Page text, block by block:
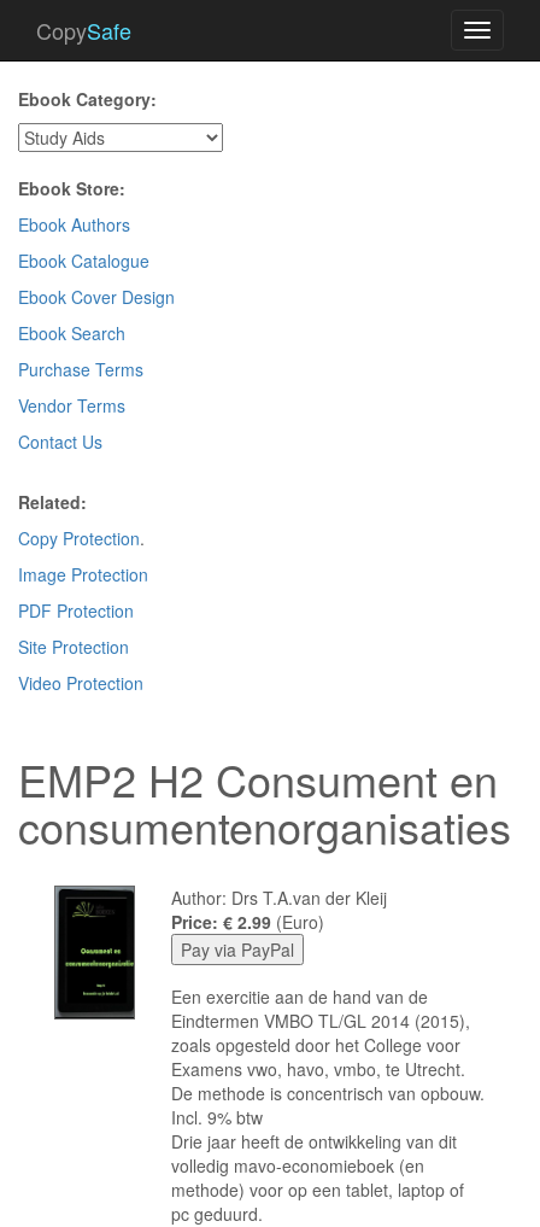
Toggle
CopySafe
Ebook Category:
Ebook Store:
Ebook Authors
Ebook Catalogue
Ebook Cover Design
Ebook Search
Purchase Terms
Vendor Terms
Contact Us
Related:
Copy Protection.
Image Protection
PDF Protection
Site Protection
Video Protection
EMP2 H2 Consument en
consumentenorganisaties
Author: Drs T.A.van der Kleij
Price: € 2.99 (Euro)
Een exercitie aan de hand van de
Eindtermen VMBO TL/GL 2014 (2015),
zoals opgesteld door het College voor
Examens vwo, havo, vmbo, te Utrecht.
De methode is concentrisch van opbouw.
Incl. 9% btw
Drie jaar heeft de ontwikkeling van dit
volledig mavo-economieboek (en
methode) voor op een tablet, laptop of
pc geduurd.